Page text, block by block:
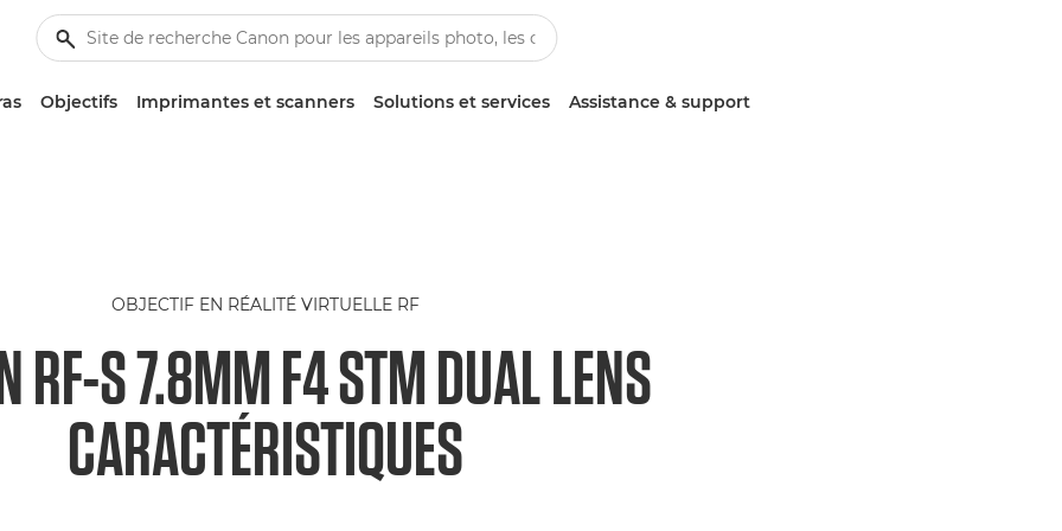
Objectifs Imprimantes et scanners Solutions et services Assistance & support
OBJECTIF EN RÉALITÉ VIRTUELLE RF
RF-S 7.8MM F4 STM DUAL LENS
CARACTÉRISTIQUES